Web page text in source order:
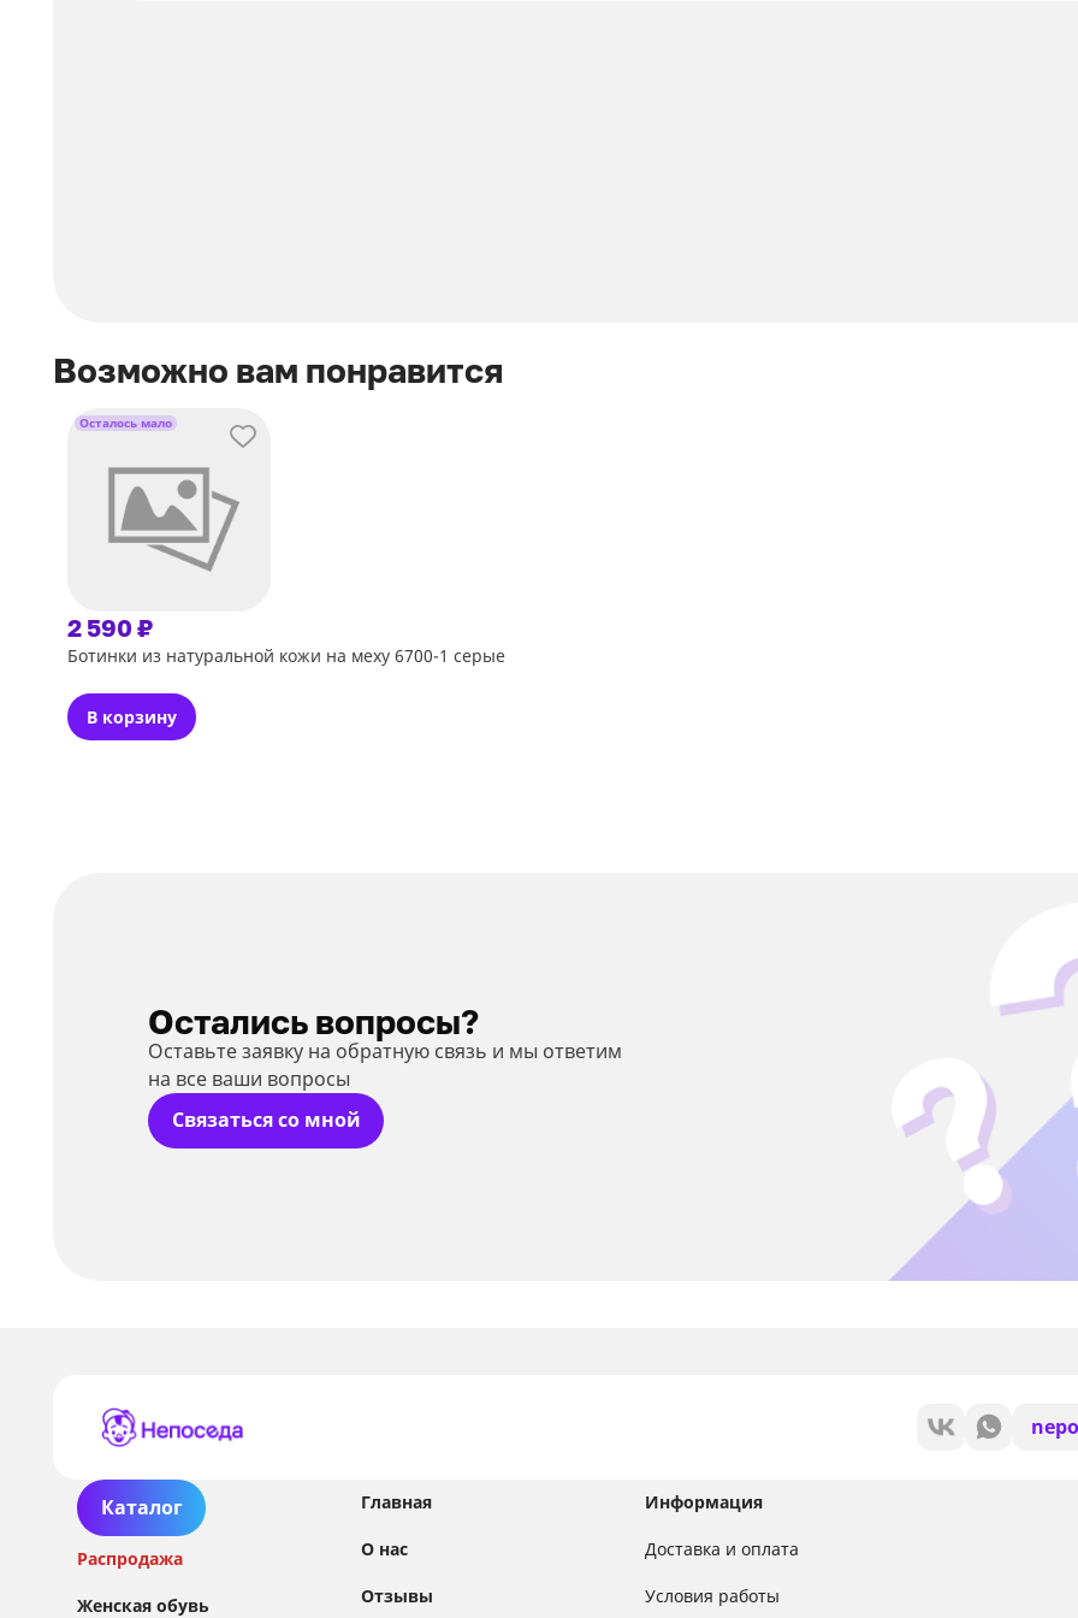
Возможно вам понравится
Осталось мало
2 590 ₽
Ботинки из натуральной кожи на меху 6700-1 серые
В корзину
Остались вопросы?
Оставьте заявку на обратную связь и мы ответим
на все ваши вопросы
Связаться со мной
Каталог
Распродажа
Женская обувь
Главная
О нас
Отзывы
Информация
Доставка и оплата
Условия работы